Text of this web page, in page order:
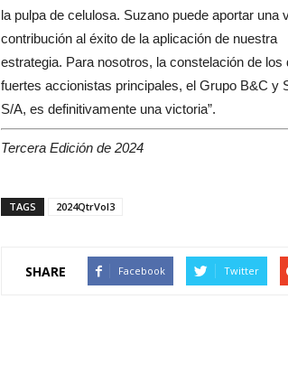
la pulpa de celulosa. Suzano puede aportar una
contribución al éxito de la aplicación de nuestra
estrategia. Para nosotros, la constelación de los
fuertes accionistas principales, el Grupo B&C y
S/A, es definitivamente una victoria”.
Tercera Edición de 2024
TAGS 2024QtrVol3
SHARE Facebook Twitter